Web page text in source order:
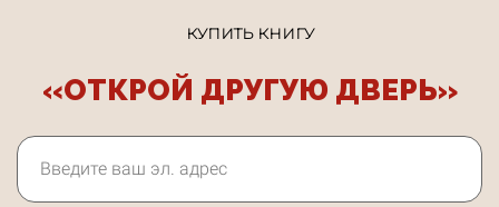
КУПИТЬ КНИГУ
«ОТКРОЙ ДРУГУЮ ДВЕРЬ»